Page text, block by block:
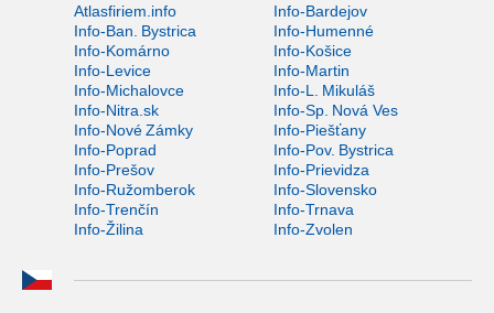
Atlasfiriem.info
Info-Bardejov
Info-Ban. Bystrica
Info-Humenné
Info-Komárno
Info-Košice
Info-Levice
Info-Martin
Info-Michalovce
Info-L. Mikuláš
Info-Nitra.sk
Info-Sp. Nová Ves
Info-Nové Zámky
Info-Piešťany
Info-Poprad
Info-Pov. Bystrica
Info-Prešov
Info-Prievidza
Info-Ružomberok
Info-Slovensko
Info-Trenčín
Info-Trnava
Info-Žilina
Info-Zvolen